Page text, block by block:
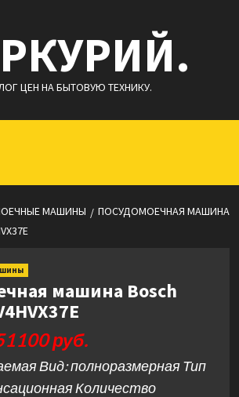
ЦЕН НА БЫТОВУЮ ТЕХНИКУ.
МАШИНЫ
ПОСУДОМОЕЧНАЯ МАШИНА
машина Bosch
руб.
Вид: полноразмерная Тип
Количество